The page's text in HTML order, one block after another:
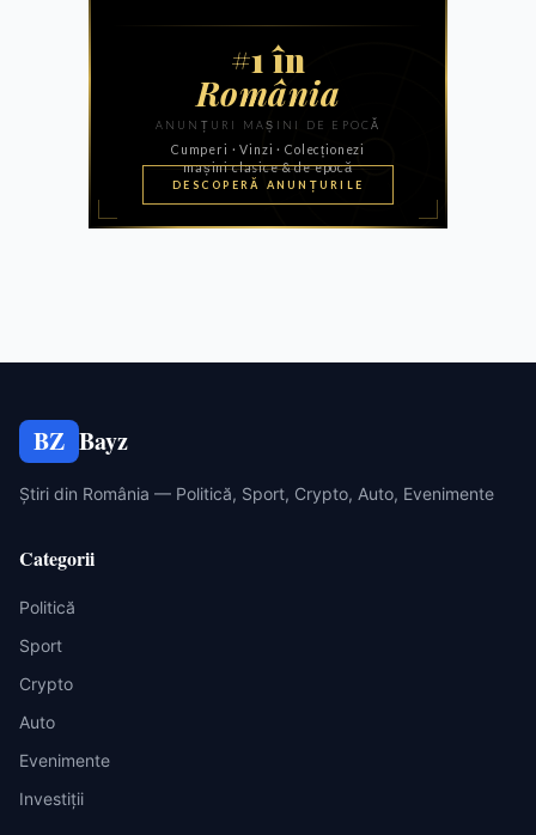
BZ Bayz
Știri din România — Politică, Sport, Crypto, Auto, Evenimente
Categorii
Politică
Sport
Crypto
Auto
Evenimente
Investiții